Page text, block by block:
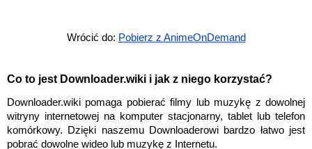
Wrócić do: Pobierz z AnimeOnDemand
Co to jest Downloader.wiki i jak z niego korzystać?
Downloader.wiki pomaga pobierać filmy lub muzykę z dowolnej
witryny internetowej na komputer stacjonarny, tablet lub telefon
komórkowy. Dzięki naszemu Downloaderowi bardzo łatwo jest
pobrać dowolne wideo lub muzykę z Internetu.